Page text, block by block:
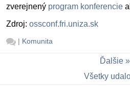
zverejnený program konferencie
Zdroj: ossconf.fri.uniza.sk
| Komunita
Ďalšie
Všetky